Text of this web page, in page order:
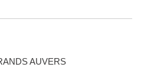
AUVERS